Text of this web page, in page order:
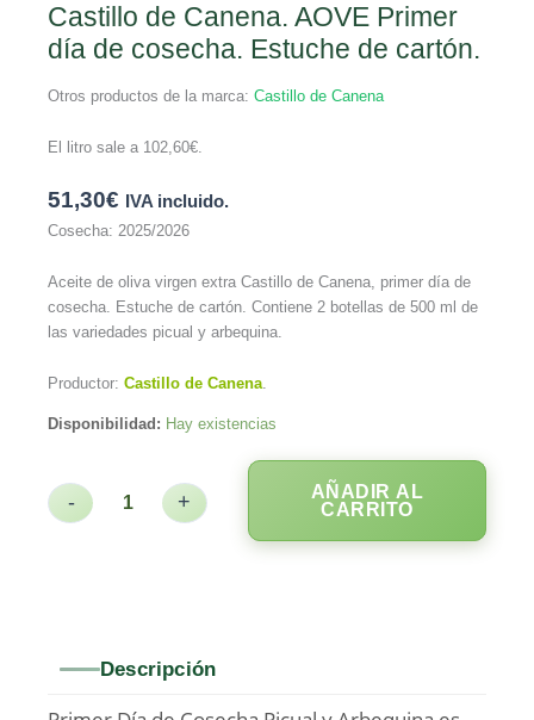
Castillo de Canena. AOVE Primer
día de cosecha. Estuche de cartón.
Otros productos de la marca: Castillo de Canena
El litro sale a 102,60€.
51,30€ IVA incluido.
Cosecha: 2025/2026
Aceite de oliva virgen extra Castillo de Canena, primer día de
cosecha. Estuche de cartón. Contiene 2 botellas de 500 ml de
las variedades picual y arbequina.
Productor: Castillo de Canena.
Disponibilidad: Hay existencias
- +
AÑADIR AL
CARRITO
Descripción